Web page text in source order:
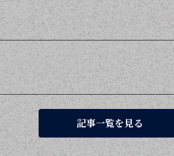
記事一覧を見る